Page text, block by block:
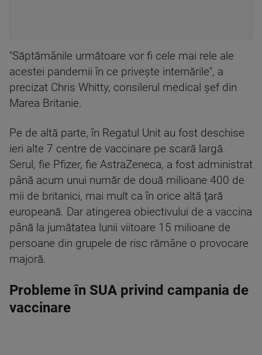
''Săptămânile următoare vor fi cele mai rele ale
acestei pandemii în ce priveşte internările'', a
precizat Chris Whitty, consilerul medical şef din
Marea Britanie.
Pe de altă parte, în Regatul Unit au fost deschise
ieri alte 7 centre de vaccinare pe scară largă.
Serul, fie Pfizer, fie AstraZeneca, a fost administrat
până acum unui număr de două milioane 400 de
mii de britanici, mai mult ca în orice altă ţară
europeană. Dar atingerea obiectivului de a vaccina
până la jumătatea lunii viitoare 15 milioane de
persoane din grupele de risc rămâne o provocare
majoră.
Probleme în SUA privind campania de
vaccinare